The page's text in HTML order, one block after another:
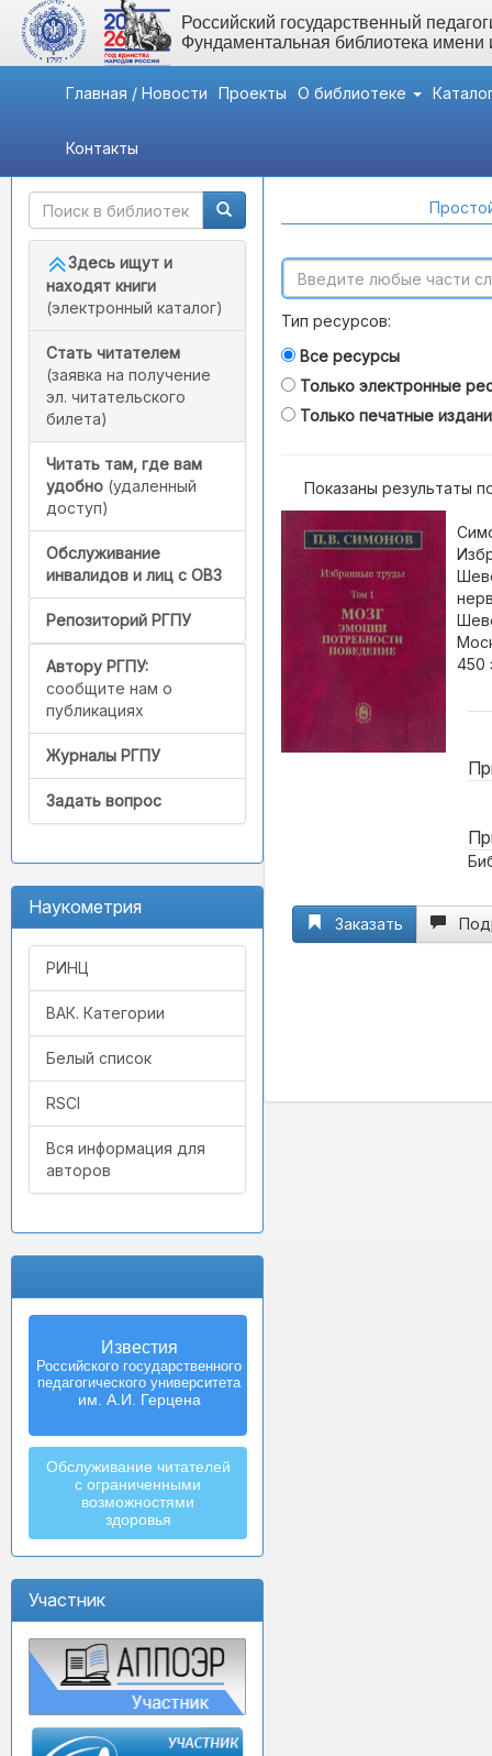
Российский государственный
Фундаментальная библиотека
Главная / Новости Проекты О библиотеке
Контакты
Быстрый доступ
Здесь ищут и
находят книги
(электронный каталог)
Стать читателем
(заявка на получение
эл. читательского
билета)
Читать там, где вам
удобно (удаленный
доступ)
Обслуживание
инвалидов и лиц с ОВЗ
Репозиторий РГПУ
Автору РГПУ:
сообщите нам о
публикациях
Журналы РГПУ
Задать вопрос
Наукометрия
РИНЦ
ВАК. Категории
Белый список
RSCI
Вся информация для
авторов
Известия
Российского государственного
педагогического университета
им. А.И. Герцена
Обслуживание читателей
с ограниченными
возможностями
здоровья
Участник
Тип ресурсов:
Все ресурсы
Только электронные
Только печатные
Показаны результаты
450
Заказать